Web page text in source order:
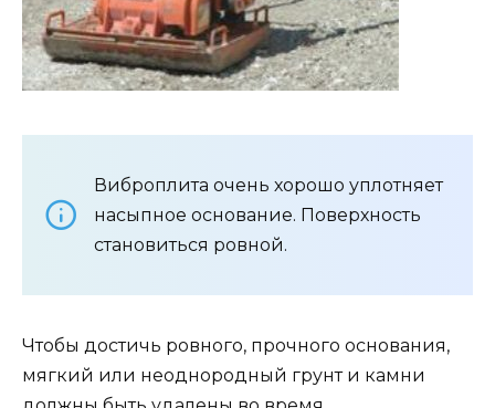
Виброплита очень хорошо уплотняет
насыпное основание. Поверхность
становиться ровной.
Чтобы достичь ровного, прочного основания,
мягкий или неоднородный грунт и камни